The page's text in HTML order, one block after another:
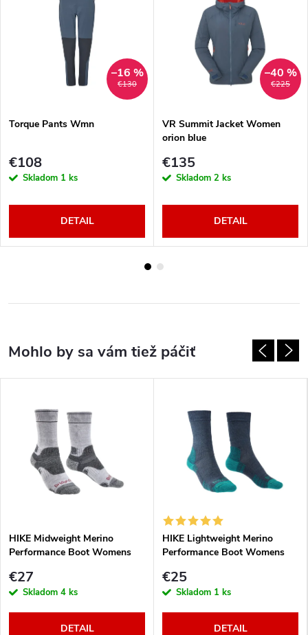
€130
–16 %
Torque Pants Wmn
€108
Skladom 1 ks
DETAIL
€225
–40 %
VR Summit Jacket Women
orion blue
€135
Skladom 2 ks
DETAIL
HIKE Midweight Merino
Performance Boot Womens
€27
Skladom 4 ks
DETAIL
HIKE Lightweight Merino
Performance Boot Womens
€25
Skladom 1 ks
DETAIL